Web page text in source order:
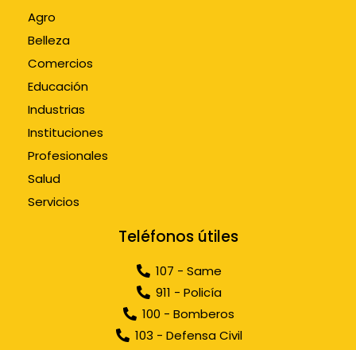
Agro
Belleza
Comercios
Educación
Industrias
Instituciones
Profesionales
Salud
Servicios
Teléfonos útiles
107 - Same
911 - Policía
100 - Bomberos
103 - Defensa Civil